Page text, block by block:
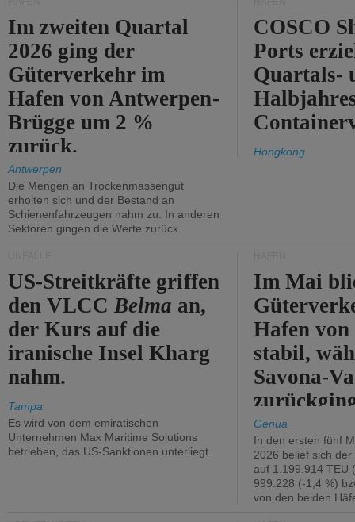
Im zweiten Quartal
2026 ging der
Güterverkehr im
Hafen von Antwerpen-
Brügge um 2 %
zurück.
Antwerpen
Die Mengen an Trockenmassengut
erholten sich und der Bestand an
Schienenfahrzeugen nahm zu. In anderen
Sektoren gingen die Werte zurück.
COSCO
Ports
Quartals-
Hongkong
US-Streitkräfte griffen
den VLCCBelma an,
der Kurs auf die
iranische Insel Kharg
nahm.
Tampa
Es wird von dem emiratischen
Unternehmen Max Maritime Solutions
betrieben, das US-Sanktionen unterliegt.
Im Mai
Hafen von
stabil,
Savona-
Genua
In den ersten fünf
2026 belief sich
auf 1.199.914 TEU
999.228 (-1,4 %)
von den beiden